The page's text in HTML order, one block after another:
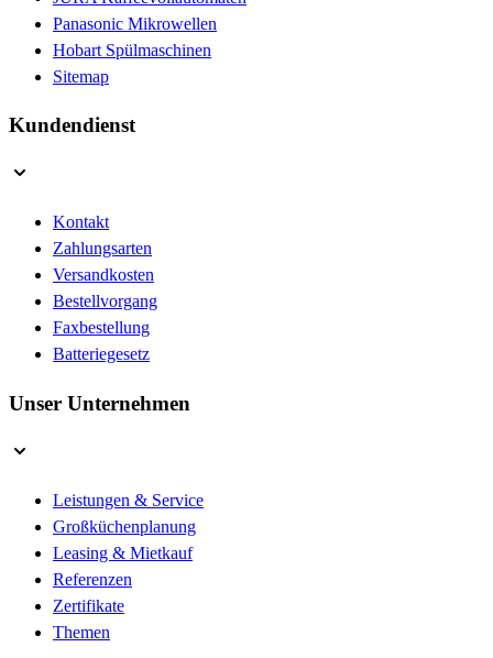
Panasonic Mikrowellen
Hobart Spülmaschinen
Sitemap
Kundendienst
Kontakt
Zahlungsarten
Versandkosten
Bestellvorgang
Faxbestellung
Batteriegesetz
Unser Unternehmen
Leistungen & Service
Großküchenplanung
Leasing & Mietkauf
Referenzen
Zertifikate
Themen